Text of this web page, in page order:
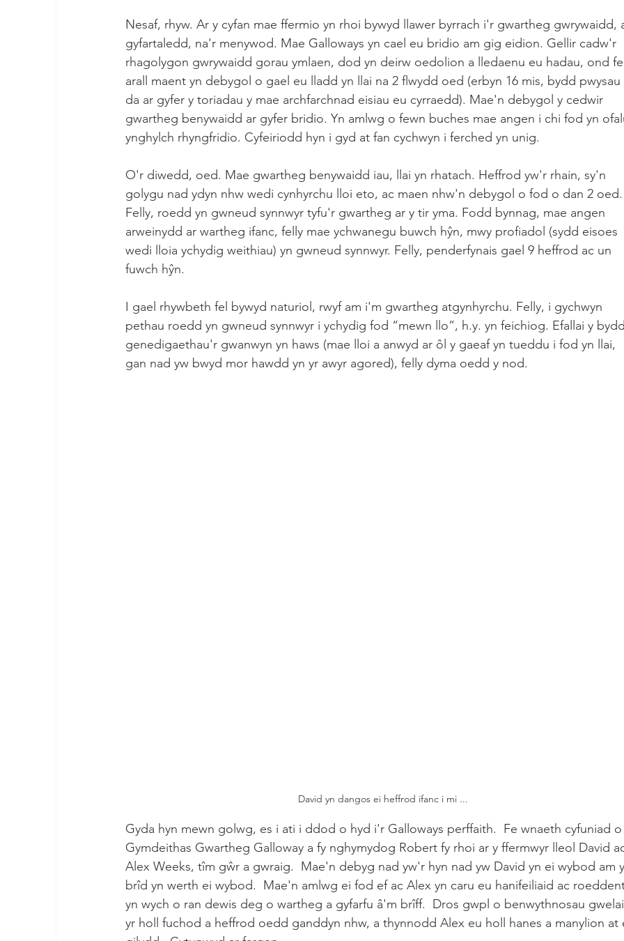
Nesaf, rhyw. Ar y cyfan mae ffermio yn rhoi bywyd llawer byrrach i'r gwartheg gwrywaidd,
gyfartaledd, na'r menywod. Mae Galloways yn cael eu bridio am gig eidion. Gellir cadw'r
rhagolygon gwrywaidd gorau ymlaen, dod yn deirw oedolion a lledaenu eu hadau, ond fel
arall maent yn debygol o gael eu lladd yn llai na 2 flwydd oed (erbyn 16 mis, bydd pwysau
da ar gyfer y toriadau y mae archfarchnad eisiau eu cyrraedd). Mae'n debygol y cedwir
gwartheg benywaidd ar gyfer bridio. Yn amlwg o fewn buches mae angen i chi fod yn
ynghylch rhyngfridio. Cyfeiriodd hyn i gyd at fan cychwyn i ferched yn unig.
O'r diwedd, oed. Mae gwartheg benywaidd iau, llai yn rhatach. Heffrod yw'r rhain, sy'n
golygu nad ydyn nhw wedi cynhyrchu lloi eto, ac maen nhw'n debygol o fod o dan 2 oed.
Felly, roedd yn gwneud synnwyr tyfu'r gwartheg ar y tir yma. Fodd bynnag, mae angen
arweinydd ar wartheg ifanc, felly mae ychwanegu buwch hŷn, mwy profiadol (sydd eisoes
wedi lloia ychydig weithiau) yn gwneud synnwyr. Felly, penderfynais gael 9 heffrod ac un
fuwch hŷn.
I gael rhywbeth fel bywyd naturiol, rwyf am i'm gwartheg atgynhyrchu. Felly, i gychwyn
pethau roedd yn gwneud synnwyr i ychydig fod “mewn llo”, h.y. yn feichiog. Efallai y bydd
genedigaethau'r gwanwyn yn haws (mae lloi a anwyd ar ôl y gaeaf yn tueddu i fod yn llai,
gan nad yw bwyd mor hawdd yn yr awyr agored), felly dyma oedd y nod.
David yn dangos ei heffrod ifanc i mi ...
Gyda hyn mewn golwg, es i ati i ddod o hyd i'r Galloways perffaith.  Fe wnaeth cyfuniad o
Gymdeithas Gwartheg Galloway a fy nghymydog Robert fy rhoi ar y ffermwyr lleol David
Alex Weeks, tîm gŵr a gwraig.  Mae'n debyg nad yw'r hyn nad yw David yn ei wybod am y
brîd yn werth ei wybod.  Mae'n amlwg ei fod ef ac Alex yn caru eu hanifeiliaid ac
yn wych o ran dewis deg o wartheg a gyfarfu â'm brîff.  Dros gwpl o benwythnosau
yr holl fuchod a heffrod oedd ganddyn nhw, a thynnodd Alex eu holl hanes a manylion at